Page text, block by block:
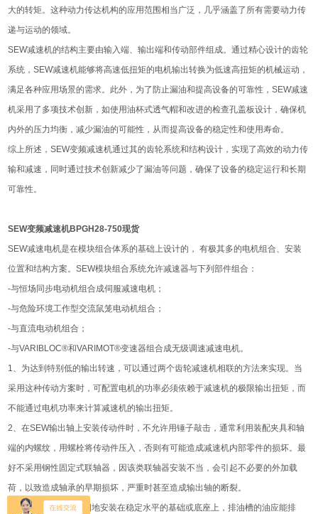
大的转矩。这种动力传达机构的应用范围相当广泛，几乎涵盖了所有需要动力传
递与运动的领域。
SEW减速机的结构主要由输入端、输出端和传动部件组成。通过精心设计的齿轮
系统，SEW减速机能够将高速低扭矩的电机输出转换为低速高扭矩的机械运动，
满足各种应用场景的需求。此外，为了防止漏油和提高设备的可靠性，SEW减速
机采用了多项技术创新，如使用油杯式透气帽和改进的检查孔盖板设计，确保机
内外的压力均衡，减少漏油的可能性，从而提高设备的稳定性和使用寿命。
综上所述，SEW变频减速机通过其的齿轮系统和结构设计，实现了高效的动力传
输和减速，同时通过技术创新减少了漏油等问题，确保了设备的稳定运行和长期
可靠性。‌
SEW变频减速机BPGH28-750现货
SEW减速电机是在模块组合体系的基础上设计的， 有极其多的电机组合、安装
位置和结构方案。SEW模块组合系统允许减速器与下列部件组合：
-与恒场同步电动机组合成伺服减速电机；
-与危险环境工作型交流鼠笼电动机组合；
-与直流电动机组合；
-与VARIBLOC®和VARIMOT®变速器组合成无级调速减速电机。
1、为达到特别低的输出转速，可以通过两个齿轮减速机相联的方法来实现。当
采用这种传动方案时，可配置电机的功率必须依赖于减速机的极限输出扭矩，而
不能通过电机功率来计算减速机的输出扭矩。
2、在SEW输出轴上安装传动件时，不允许用锤子敲击，通常利用装配夹具和轴
端的内螺纹，用螺栓将传动件压入，否则有可能造成减速机内部零件的损坏。最
好不采用钢性固定式联轴器，因该类联轴器安装不当，会引起不必要的外加载
荷，以致造成轴承的早期损坏，严重时甚至造成输出轴的断裂。
3、SEW减速机应牢固地安装在稳定水平的基础或底座上，排油槽的油应能排